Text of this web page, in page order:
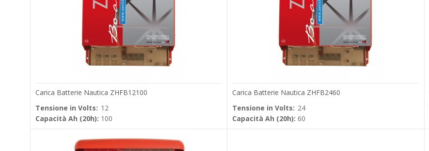
Carica Batterie Nautica ZHFB12100
Tensione in Volts: 12
Capacità Ah (20h): 100
Carica Batterie Nautica ZHFB2460
Tensione in Volts: 24
Capacità Ah (20h): 60